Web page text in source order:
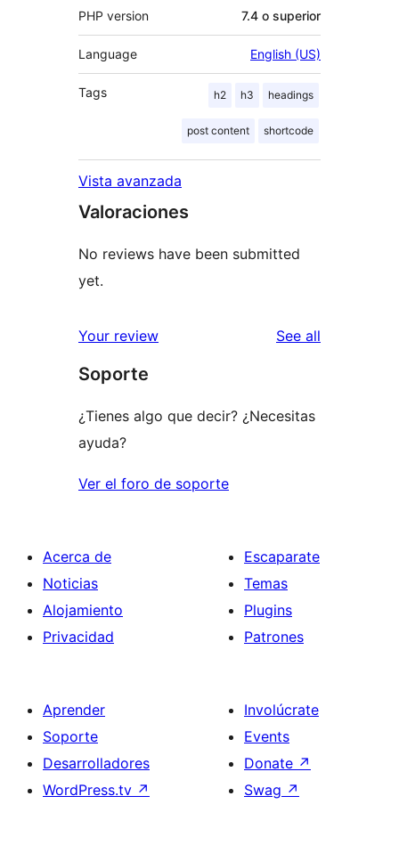
PHP version 7.4 o superior
Language English (US)
Tags h2 h3 headings
post content shortcode
Vista avanzada
Valoraciones
No reviews have been submitted
yet.
Your review See all
Soporte
¿Tienes algo que decir? ¿Necesitas
ayuda?
Ver el foro de soporte
Acerca de
Noticias
Alojamiento
Privacidad
Escaparate
Temas
Plugins
Patrones
Aprender
Soporte
Desarrolladores
WordPress.tv ↗
Involúcrate
Events
Donate ↗
Swag ↗